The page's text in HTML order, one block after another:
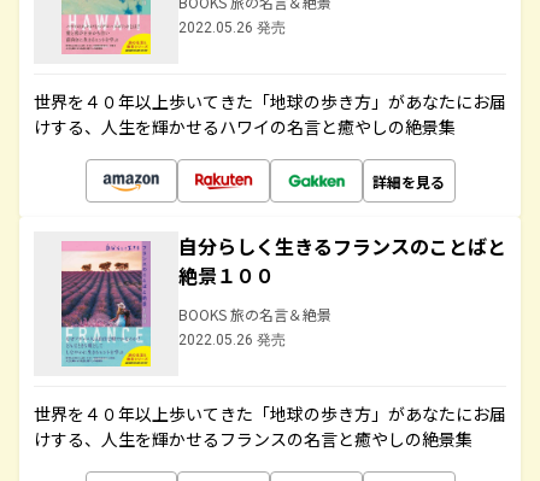
2022.05.26 発売
世界を４０年以上歩いてきた「地球の歩き方」があなたにお届
けする、人生を輝かせるハワイの名言と癒やしの絶景集
詳細を見る
自分らしく生きるフランスのことばと
絶景１００
BOOKS 旅の名言＆絶景
2022.05.26 発売
世界を４０年以上歩いてきた「地球の歩き方」があなたにお届
けする、人生を輝かせるフランスの名言と癒やしの絶景集